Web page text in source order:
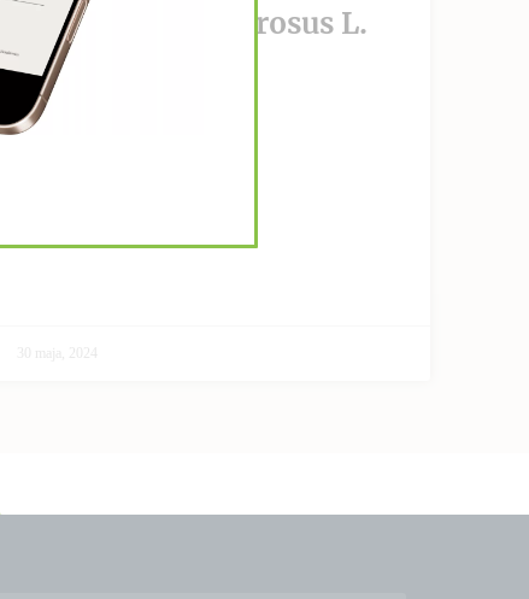
Helianthus Tuberosus L.
CZYTAJ DALEJ >>
30 maja, 2024